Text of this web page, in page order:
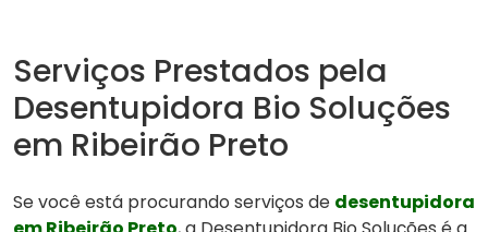
Serviços Prestados pela
Desentupidora Bio Soluções
em Ribeirão Preto
Se você está procurando serviços de desentupidora